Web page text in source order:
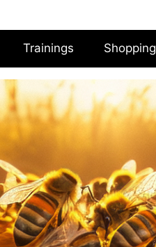
Trainings Shopping